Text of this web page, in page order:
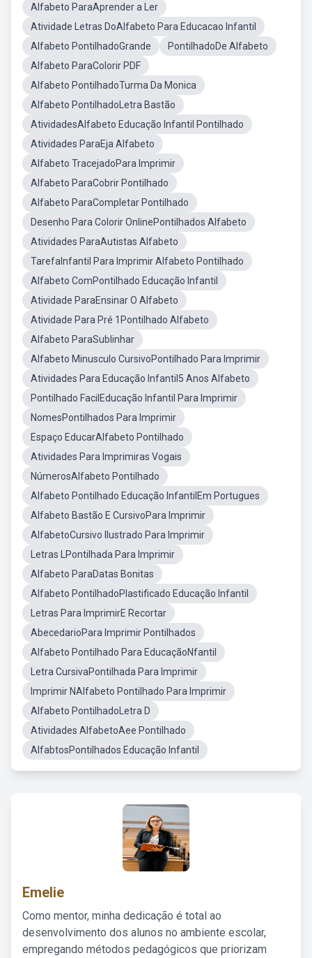
Alfabeto ParaAprender a Ler
Atividade Letras DoAlfabeto Para Educacao Infantil
Alfabeto PontilhadoGrande
PontilhadoDe Alfabeto
Alfabeto ParaColorir PDF
Alfabeto PontilhadoTurma Da Monica
Alfabeto PontilhadoLetra Bastão
AtividadesAlfabeto Educação Infantil Pontilhado
Atividades ParaEja Alfabeto
Alfabeto TracejadoPara Imprimir
Alfabeto ParaCobrir Pontilhado
Alfabeto ParaCompletar Pontilhado
Desenho Para Colorir OnlinePontilhados Alfabeto
Atividades ParaAutistas Alfabeto
TarefaInfantil Para Imprimir Alfabeto Pontilhado
Alfabeto ComPontilhado Educação Infantil
Atividade ParaEnsinar O Alfabeto
Atividade Para Pré 1Pontilhado Alfabeto
Alfabeto ParaSublinhar
Alfabeto Minusculo CursivoPontilhado Para Imprimir
Atividades Para Educação Infantil5 Anos Alfabeto
Pontilhado FacilEducação Infantil Para Imprimir
NomesPontilhados Para Imprimir
Espaço EducarAlfabeto Pontilhado
Atividades Para Imprimiras Vogais
NúmerosAlfabeto Pontilhado
Alfabeto Pontilhado Educação InfantilEm Portugues
Alfabeto Bastão E CursivoPara Imprimir
AlfabetoCursivo Ilustrado Para Imprimir
Letras LPontilhada Para Imprimir
Alfabeto ParaDatas Bonitas
Alfabeto PontilhadoPlastificado Educação Infantil
Letras Para ImprimirE Recortar
AbecedarioPara Imprimir Pontilhados
Alfabeto Pontilhado Para EducaçãoNfantil
Letra CursivaPontilhada Para Imprimir
Imprimir NAlfabeto Pontilhado Para Imprimir
Alfabeto PontilhadoLetra D
Atividades AlfabetoAee Pontilhado
AlfabtosPontilhados Educação Infantil
Emelie
Como mentor, minha dedicação é total ao
desenvolvimento dos alunos no ambiente escolar,
empregando métodos pedagógicos que priorizam